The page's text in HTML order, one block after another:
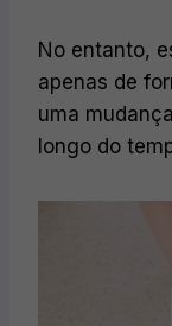
No entanto,
apenas de
uma
longo do